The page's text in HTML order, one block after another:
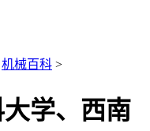
机械百科 >
大学、西南